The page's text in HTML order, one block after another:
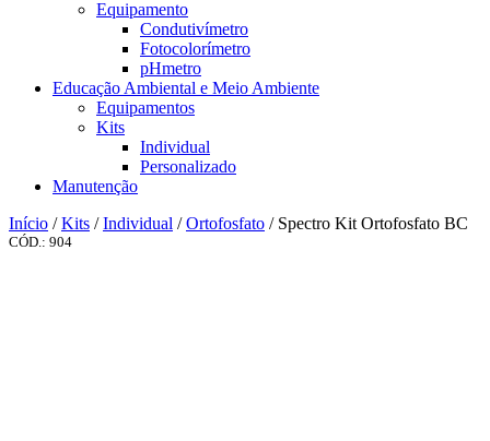
Equipamento
Condutivímetro
Fotocolorímetro
pHmetro
Educação Ambiental e Meio Ambiente
Equipamentos
Kits
Individual
Personalizado
Manutenção
Início /Kits /Individual /Ortofosfato / Spectro Kit Ortofosfato BC
CÓD.: 904